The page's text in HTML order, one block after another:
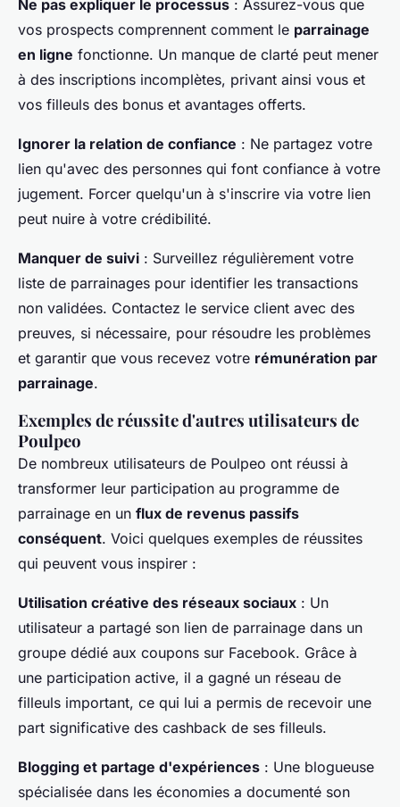
Ne pas expliquer le processus : Assurez-vous que
vos prospects comprennent comment le parrainage
en ligne fonctionne. Un manque de clarté peut mener
à des inscriptions incomplètes, privant ainsi vous et
vos filleuls des bonus et avantages offerts.
Ignorer la relation de confiance : Ne partagez votre
lien qu'avec des personnes qui font confiance à votre
jugement. Forcer quelqu'un à s'inscrire via votre lien
peut nuire à votre crédibilité.
Manquer de suivi : Surveillez régulièrement votre
liste de parrainages pour identifier les transactions
non validées. Contactez le service client avec des
preuves, si nécessaire, pour résoudre les problèmes
et garantir que vous recevez votre rémunération par
parrainage.
Exemples de réussite d'autres utilisateurs de
Poulpeo
De nombreux utilisateurs de Poulpeo ont réussi à
transformer leur participation au programme de
parrainage en un flux de revenus passifs
conséquent. Voici quelques exemples de réussites
qui peuvent vous inspirer :
Utilisation créative des réseaux sociaux : Un
utilisateur a partagé son lien de parrainage dans un
groupe dédié aux coupons sur Facebook. Grâce à
une participation active, il a gagné un réseau de
filleuls important, ce qui lui a permis de recevoir une
part significative des cashback de ses filleuls.
Blogging et partage d'expériences : Une blogueuse
spécialisée dans les économies a documenté son